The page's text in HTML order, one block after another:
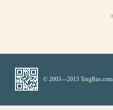
© 2003—2013 TorgRus.com